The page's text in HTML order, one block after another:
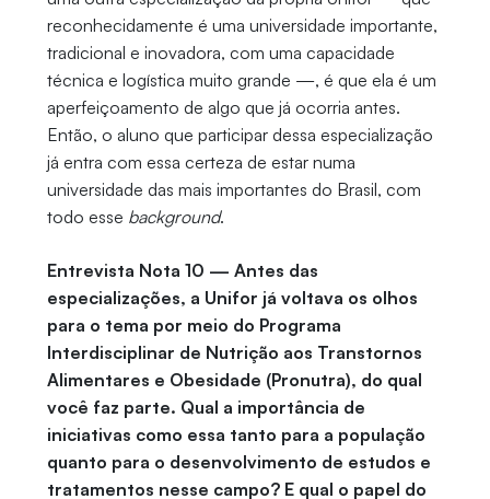
reconhecidamente é uma universidade importante,
tradicional e inovadora, com uma capacidade
técnica e logística muito grande —, é que ela é um
aperfeiçoamento de algo que já ocorria antes.
Então, o aluno que participar dessa especialização
já entra com essa certeza de estar numa
universidade das mais importantes do Brasil, com
todo esse background.
Entrevista Nota 10 — Antes das
especializações, a Unifor já voltava os olhos
para o tema por meio do Programa
Interdisciplinar de Nutrição aos Transtornos
Alimentares e Obesidade (Pronutra), do qual
você faz parte. Qual a importância de
iniciativas como essa tanto para a população
quanto para o desenvolvimento de estudos e
tratamentos nesse campo? E qual o papel do